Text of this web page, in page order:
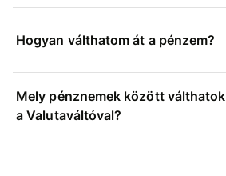
Hogyan válthatom át a pénzem?
Mely pénznemek között válthatok
a Valutaváltóval?